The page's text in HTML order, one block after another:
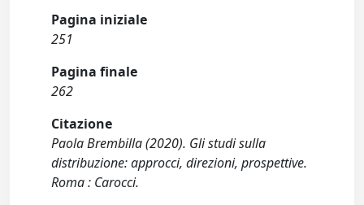
Pagina iniziale
251
Pagina finale
262
Citazione
Paola Brembilla (2020). Gli studi sulla
distribuzione: approcci, direzioni, prospettive.
Roma : Carocci.